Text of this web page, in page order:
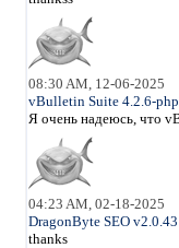
08:30 AM, 12-06-2025
vBulletin Suite 4.2.6-
Я очень надеюсь, что
04:23 AM, 02-18-2025
DragonByte SEO
thanks